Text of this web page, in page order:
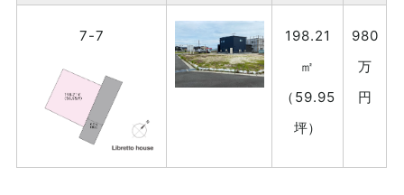
7-7
198.21
㎡
（59.95
坪）
980
万
円